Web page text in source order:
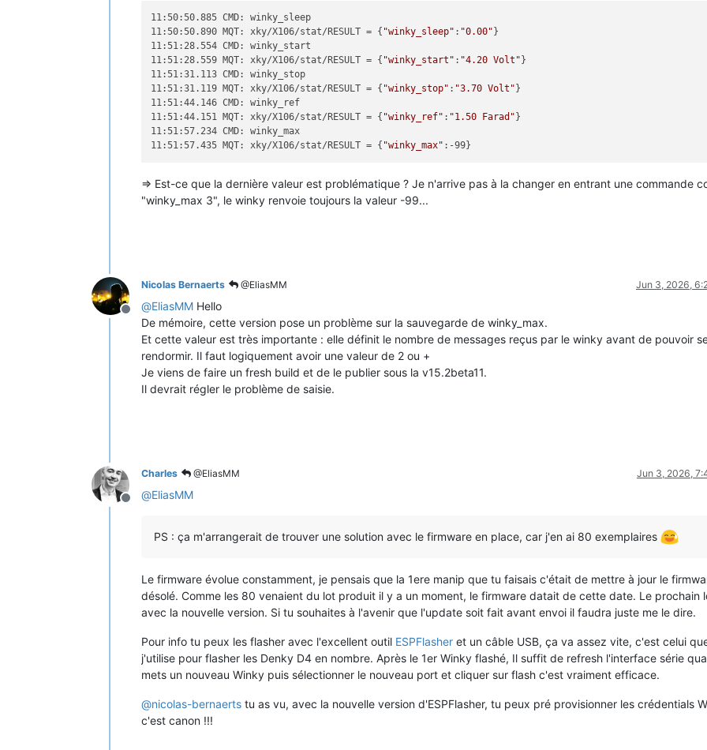
11:50:50.885 CMD: winky_sleep
11:50:50.890 MQT: xky/X106/stat/RESULT = { "winky_sleep" : "0.00" }
11:51:28.554 CMD: winky_start
11:51:28.559 MQT: xky/X106/stat/RESULT = { "winky_start" : "4.20 Volt" }
11:51:31.113 CMD: winky_stop
11:51:31.119 MQT: xky/X106/stat/RESULT = { "winky_stop" : "3.70 Volt" }
11:51:44.146 CMD: winky_ref
11:51:44.151 MQT: xky/X106/stat/RESULT = { "winky_ref" : "1.50 Farad" }
11:51:57.234 CMD: winky_max
11:51:57.435 MQT: xky/X106/stat/RESULT = { "winky_max"
=> Est-ce que la dernière valeur est problématique ? Je n'arrive pas à la changer en entrant une commande
"winky_max 3", le winky renvoie toujours la valeur -99...
Offline
Nicolas Bernaerts @EliasMM Jun 3, 2026,
@EliasMM Hello
De mémoire, cette version pose un problème sur la sauvegarde de winky_max.
Et cette valeur est très importante : elle définit le nombre de messages reçus par le winky avant de pouvoir
rendormir. Il faut logiquement avoir une valeur de 2 ou +
Je viens de faire un fresh build et de le publier sous la v15.2beta11.
Il devrait régler le problème de saisie.
Offline
Charles @EliasMM Jun 3, 2026,
@EliasMM
PS : ça m'arrangerait de trouver une solution avec le firmware en place, car j'en ai 80 exemplaires
Le firmware évolue constamment, je pensais que la 1ere manip que tu faisais c'était de mettre à jour le
désolé. Comme les 80 venaient du lot produit il y a un moment, le firmware datait de cette date. Le prochain
avec la nouvelle version. Si tu souhaites à l'avenir que l'update soit fait avant envoi il faudra juste me le dire.
Pour info tu peux les flasher avec l'excellent outil ESPFlasher et un câble USB, ça va assez vite, c'est celui
j'utilise pour flasher les Denky D4 en nombre. Après le 1er Winky flashé, Il suffit de refresh l'interface série
mets un nouveau Winky puis sélectionner le nouveau port et cliquer sur flash c'est vraiment efficace.
@nicolas-bernaerts tu as vu, avec la nouvelle version d'ESPFlasher, tu peux pré provisionner les crédentials
c'est canon !!!